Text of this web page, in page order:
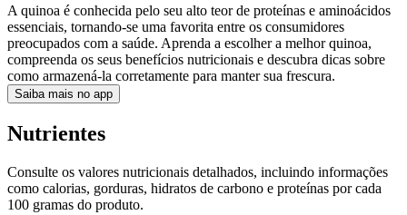
A quinoa é conhecida pelo seu alto teor de proteínas e aminoácidos
essenciais, tornando-se uma favorita entre os consumidores
preocupados com a saúde. Aprenda a escolher a melhor quinoa,
compreenda os seus benefícios nutricionais e descubra dicas sobre
como armazená-la corretamente para manter sua frescura.
Saiba mais no app
Nutrientes
Consulte os valores nutricionais detalhados, incluindo informações
como calorias, gorduras, hidratos de carbono e proteínas por cada
100 gramas do produto.